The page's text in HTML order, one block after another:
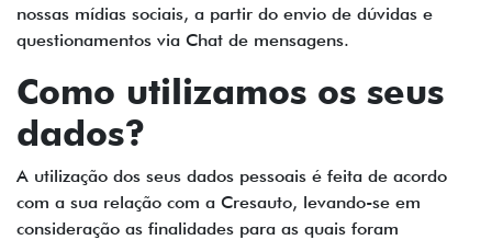
nossas mídias sociais, a partir do envio de dúvidas e
questionamentos via Chat de mensagens.
Como utilizamos os seus
dados?
A utilização dos seus dados pessoais é feita de acordo
com a sua relação com a Cresauto, levando-se em
consideração as finalidades para as quais foram